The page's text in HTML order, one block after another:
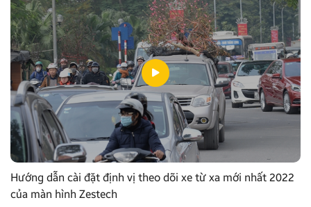
Hướng dẫn cài đặt định vị theo dõi xe từ xa mới nhất 2022
của màn hình Zestech